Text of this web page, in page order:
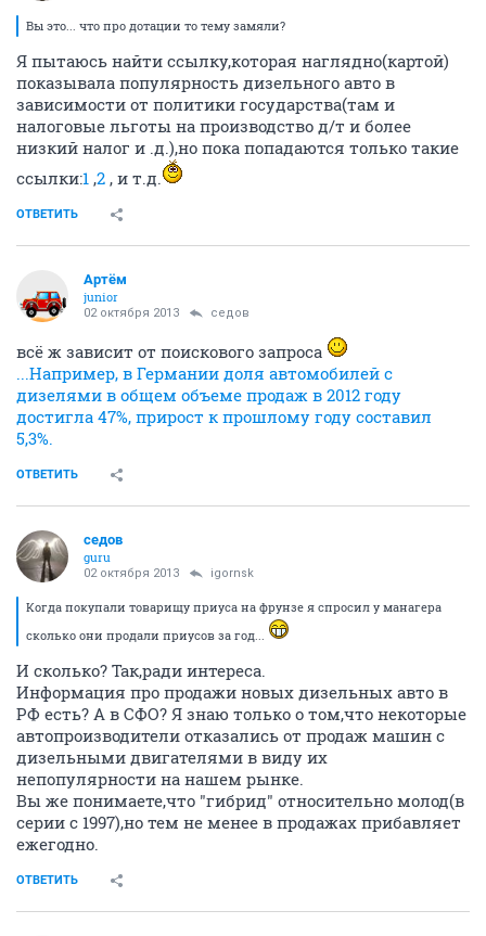
Вы это... что про дотации то тему замяли?
Я пытаюсь найти ссылку,которая наглядно(картой)
показывала популярность дизельного авто в
зависимости от политики государства(там и
налоговые льготы на производство д/т и более
низкий налог и .д.),но пока попадаются только такие
ссылки:1 ,2 , и т.д.
ОТВЕТИТЬ
Артём
juniоr
02 октября 2013 седов
всё ж зависит от поискового запроса
...Например, в Германии доля автомобилей с
дизелями в общем объеме продаж в 2012 году
достигла 47%, прирост к прошлому году составил
5,3%.
ОТВЕТИТЬ
седов
guru
02 октября 2013 igornsk
Когда покупали товарищу приуса на фрунзе я спросил у манагера
сколько они продали приусов за год...
И сколько? Так,ради интереса.
Информация про продажи новых дизельных авто в
РФ есть? А в СФО? Я знаю только о том,что некоторые
автопроизводители отказались от продаж машин с
дизельными двигателями в виду их
непопулярности на нашем рынке.
Вы же понимаете,что "гибрид" относительно молод(в
серии с 1997),но тем не менее в продажах прибавляет
ежегодно.
ОТВЕТИТЬ